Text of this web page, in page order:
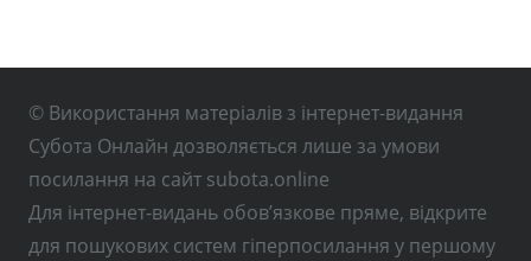
© Використання матеріалів з інтернет-видання
Субота Онлайн дозволяється лише за умови
посилання на сайт subota.online
Для інтернет-видань обов’язкове пряме, відкрите
для пошукових систем гіперпосилання у першому